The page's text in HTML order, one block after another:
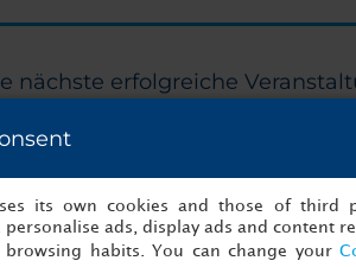
nächste erfolgreiche
anfordern
its own cookies and those of third
personalise ads, display ads and content
browsing habits. You can change your